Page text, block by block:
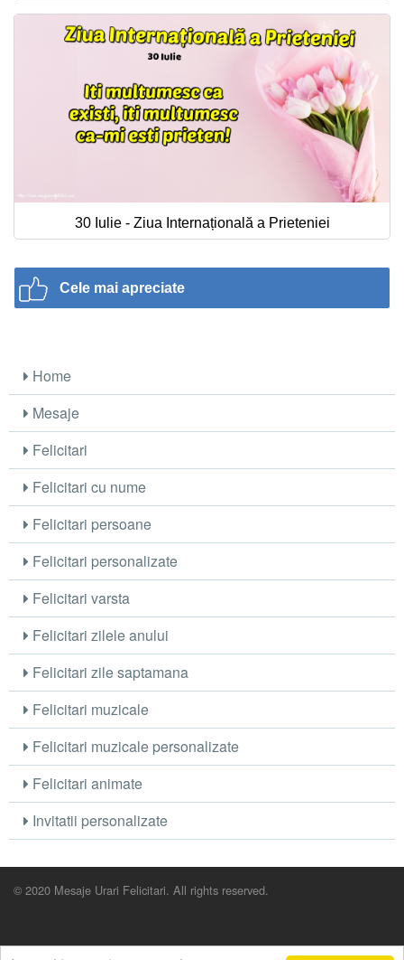
30 Iulie - Ziua Internațională a Prieteniei
Cele mai apreciate
Home
Mesaje
Felicitari
Felicitari cu nume
Felicitari persoane
Felicitari personalizate
Felicitari varsta
Felicitari zilele anului
Felicitari zile saptamana
Felicitari muzicale
Felicitari muzicale personalizate
Felicitari animate
Invitatii personalizate
© 2020 Mesaje Urari Felicitari. All rights reserved.